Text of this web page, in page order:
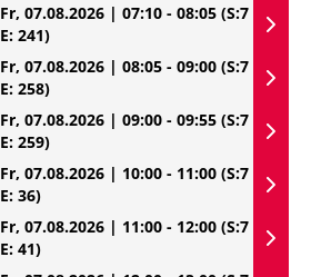
Fr, 07.08.2026 | 07:10 - 08:05 (S:7
E: 241)
Fr, 07.08.2026 | 08:05 - 09:00 (S:7
E: 258)
Fr, 07.08.2026 | 09:00 - 09:55 (S:7
E: 259)
Fr, 07.08.2026 | 10:00 - 11:00 (S:7
E: 36)
Fr, 07.08.2026 | 11:00 - 12:00 (S:7
E: 41)